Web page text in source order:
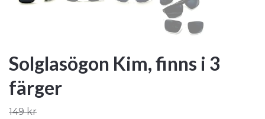
Solglasögon Kim, finns i 3
färger
149 kr